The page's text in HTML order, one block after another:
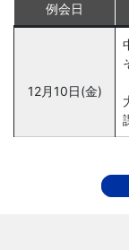
例会日
12月10日(金)